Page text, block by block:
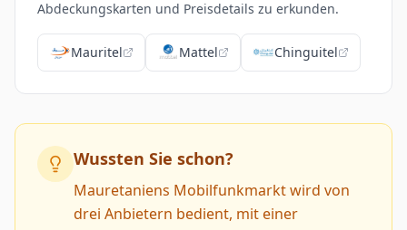
Abdeckungskarten und Preisdetails zu erkunden.
Mauritel Mattel Chinguitel
Wussten Sie schon?
Mauretaniens Mobilfunkmarkt wird von
drei Anbietern bedient, mit einer